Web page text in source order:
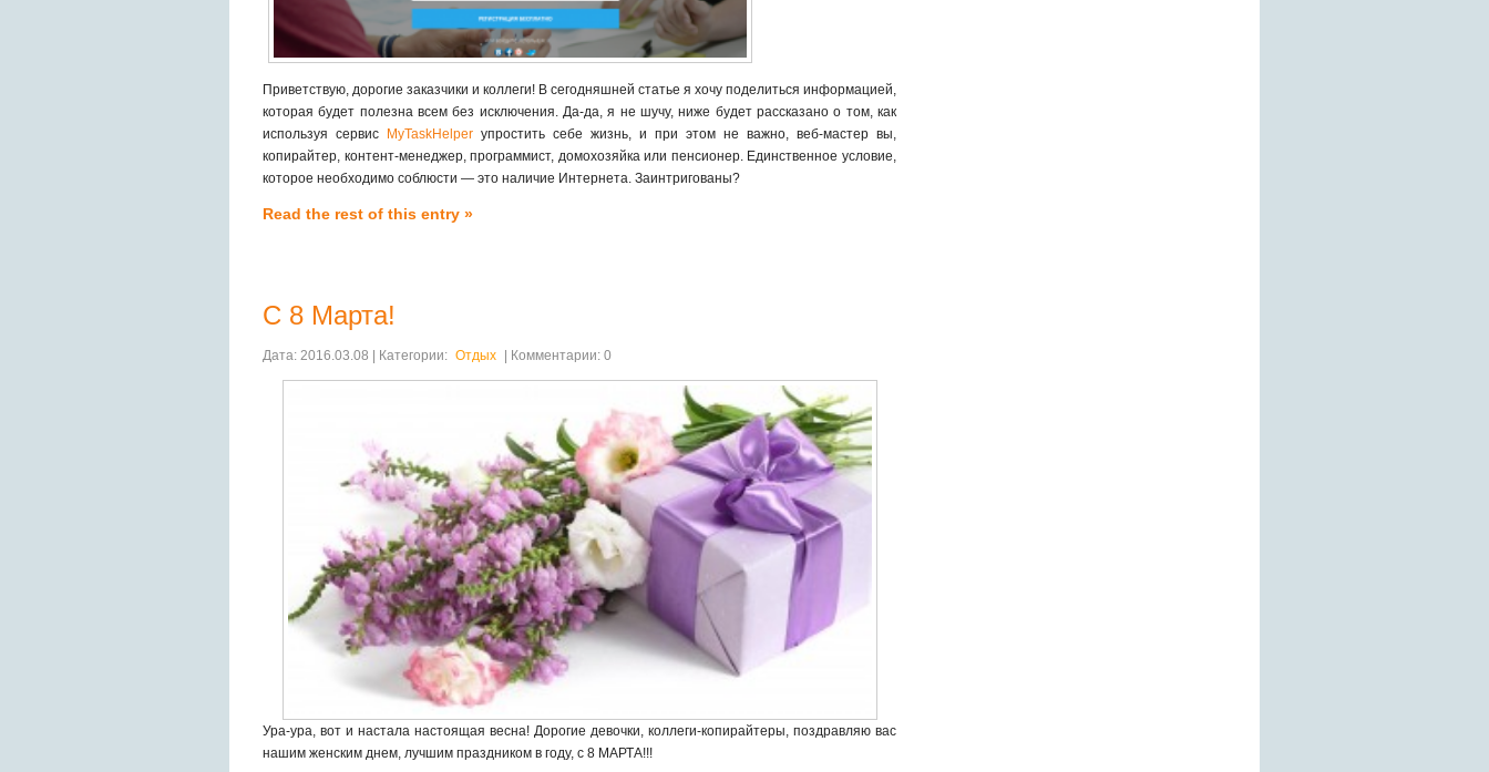
Приветствую, дорогие заказчики и коллеги! В сегодняшней статье я хочу поделиться информацией,
которая будет полезна всем без исключения. Да-да, я не шучу, ниже будет рассказано о том, как
используя сервис
MyTaskHelper упростить себе жизнь, и при этом не важно, веб-мастер вы,
копирайтер, контент-менеджер, программист, домохозяйка или пенсионер. Единственное условие,
которое необходимо соблюсти — это наличие Интернета. Заинтригованы?
Read the rest of this entry »
С 8 Марта!
Дата: 2016.03.08 | Категории: Отдых | Комментарии: 0
Ура-ура, вот и настала настоящая весна! Дорогие девочки, коллеги-копирайтеры, поздравляю вас
нашим женским днем, лучшим праздником в году, с 8 МАРТА!!!